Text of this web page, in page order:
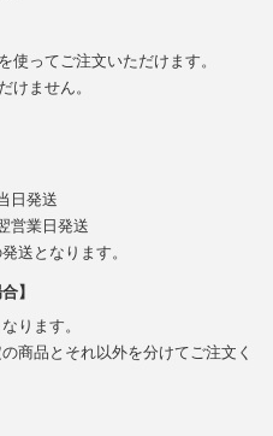
使ってご注文いただけます。
けません。
日発送
営業日発送
送となります。
】
ります。
商品とそれ以外を分けてご注文く